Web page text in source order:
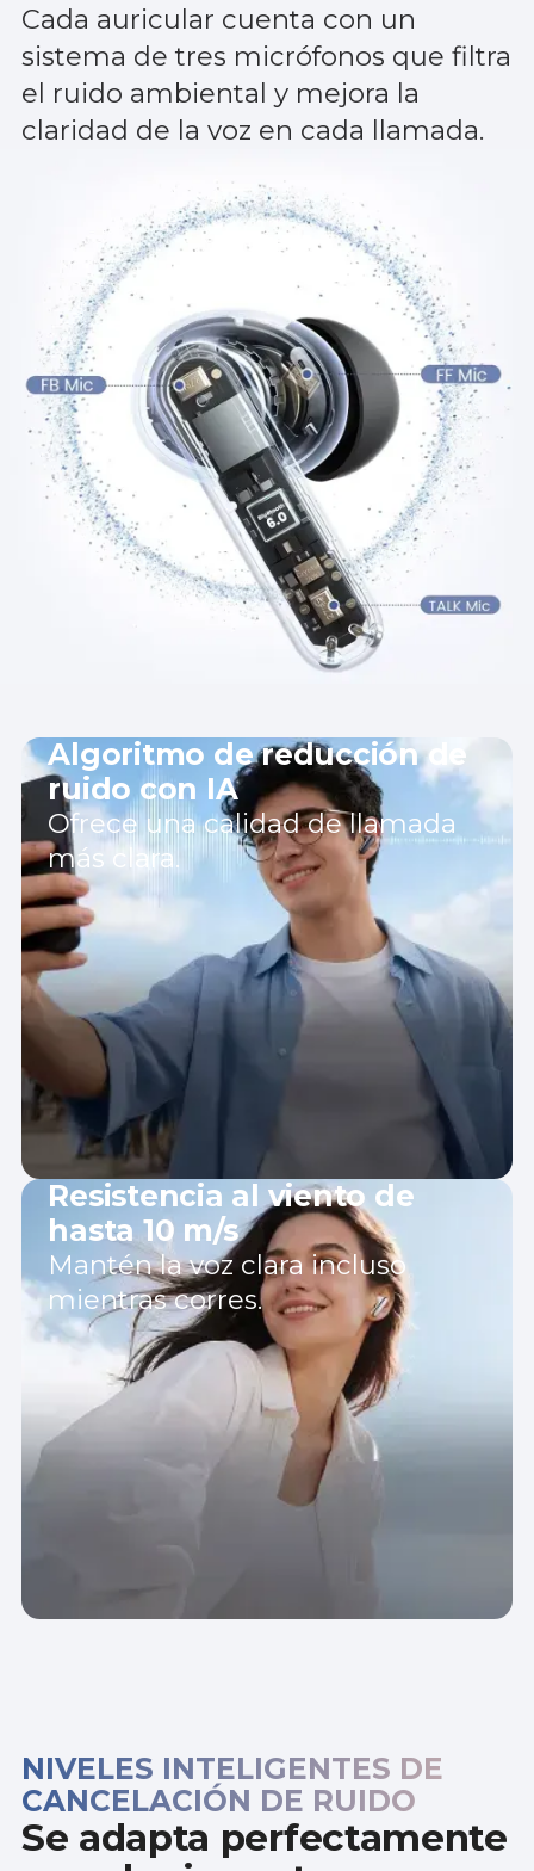
Cada auricular cuenta con un
sistema de tres micrófonos que filtra
el ruido ambiental y mejora la
claridad de la voz en cada llamada.
Algoritmo de reducción de
ruido con IA
Ofrece una calidad de llamada
más clara.
Resistencia al viento de
hasta 10 m/s
Mantén la voz clara incluso
mientras corres.
NIVELES INTELIGENTES DE
CANCELACIÓN DE RUIDO
Se adapta perfectamente